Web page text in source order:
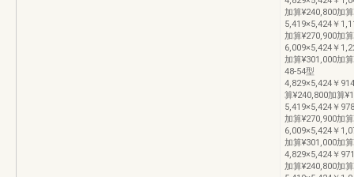
加算¥240,800加
5,419×5,424￥
加算¥270,900加
6,009×5,424￥
加算¥301,000加
48-54型
4,829×5,424￥
算¥240,800加算
5,419×5,424￥
加算¥270,900加
6,009×5,424￥
加算¥301,000加
4,829×5,424￥
加算¥240,800加